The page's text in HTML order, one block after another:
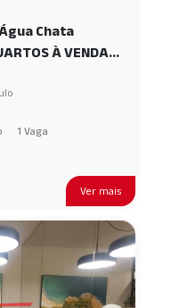
Ver mais
Chata
À VENDA,
1 Vaga